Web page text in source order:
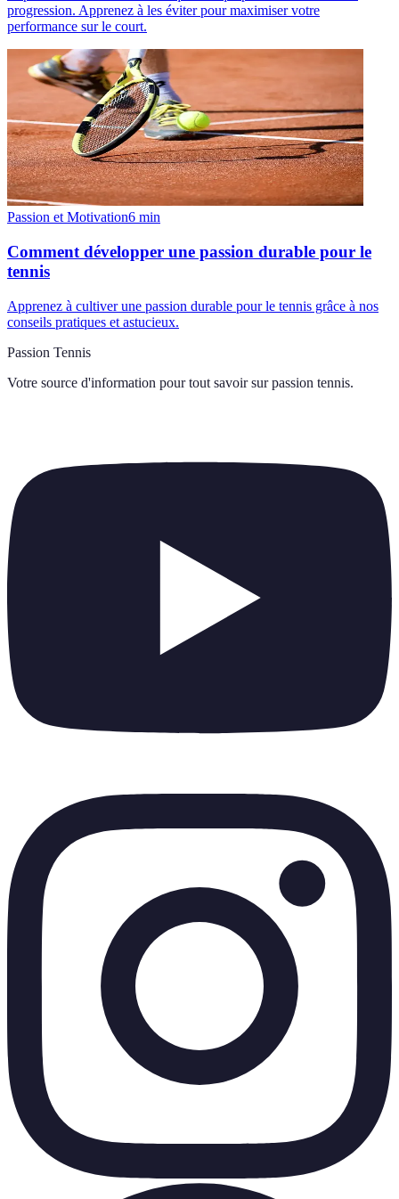
progression. Apprenez à les éviter pour maximiser votre
performance sur le court.
Passion et Motivation6 min
Comment développer une passion durable pour le
tennis
Apprenez à cultiver une passion durable pour le tennis grâce à nos
conseils pratiques et astucieux.
Passion Tennis
Votre source d'information pour tout savoir sur passion tennis.